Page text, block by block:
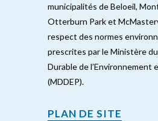
municipalités de Beloeil,
Otterburn Park et
respect des normes
prescrites par le Ministère
Durable de l’Environnement
(MDDEP).
PLAN DE SITE